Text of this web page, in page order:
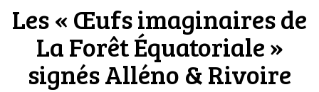
Les « Œufs imaginaires de
La Forêt Équatoriale »
signés Alléno & Rivoire